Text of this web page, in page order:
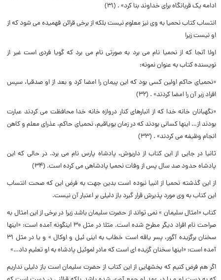
ادامه یک قربانگاه براى خداوند بنا کرد» . (۳۱)
انتساب کتاب نحمیا به وى نیز معلوم نیست بلکه از برخى قرائن فهمیده مى شود که از
او نیست زیرا
اولا آنجا که از نحمیا نام مى برد به صورتى نام مى برد که گویا فردى است غیر از
نویسنده کتاب به عنوان نمونه:
«نحمیاى حاکم اولین کسى بود که این پیمان را امضا کرد و بعد از او صدقیا، سپس
افراد زیر آن را امضا کردند» . (۳۲)
«نگهبانان خانه خدا که از انبارهاى کنار دروازه خانه خدا محافظت مى کردند عبارت
بودند از… اینها کسانى بودند که در زمان یویاقیم، نحمیاى حاکم، عذراى معلم و کاهن
انجام وظیفه مى کردند» . (۳۳)
ثانیا در جایى از این کتاب از داریوش، پادشاه پارس نام مى برد. در حالى که این
پادشاه حدود صد سال پس از وفات نحمیا پادشاهى مى کرده است. (۳۴)
از این گذشته نحمیا از انبیا نبوده است بدین جهت به فرض این که صحت انتساب
این کتاب به وى مورد پذیرش قرار گیرد باز دلیلى بر اعتبار آن نیست.
کتاب «امثال سلیمان » نمى تواند از حضرت سلیمان باشد زیرا در برخى از این امثال به
صراحت نام افراد دیگر مطرح شده است. مثلا در مثل ۳۰ اینگونه آمده است: «اینها
سخنان برگزیده آگور، پسر یاقه است خطاب به اینى ئیل و اوکال » و یا در مثل ۳۱
آمده است: «اینها سخنان گزیده اى است که مادر لموئیل پادشاه به او تعلیم داد…»
اگر هم فرض کنیم که بخشهایى از این کتاب از حضرت سلیمان است باز دلیلى نداریم